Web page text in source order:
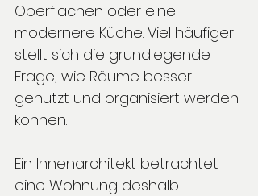
Oberflächen oder eine
modernere Küche. Viel häufiger
stellt sich die grundlegende
Frage, wie Räume besser
genutzt und organisiert werden
können.
Ein Innenarchitekt betrachtet
eine Wohnung deshalb